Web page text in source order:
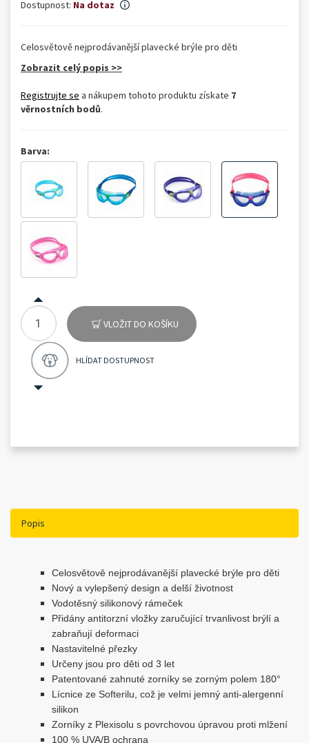
Dostupnost: Na dotaz
Celosvětově nejprodávanější plavecké brýle pro děti
Zobrazit celý popis >>
Registrujte se a nákupem tohoto produktu získate 7
věrnostních bodů.
Barva:
VLOŽIT DO KOŠÍKU
HLÍDAT DOSTUPNOST
Popis
Celosvětově nejprodávanější plavecké brýle pro děti
Nový a vylepšený design a delší životnost
Vodotěsný silikonový rámeček
Přidány antitorzní vložky zaručující trvanlivost brýlí a
zabraňují deformaci
Nastavitelné přezky
Určeny jsou pro děti od 3 let
Patentované zahnuté zorníky se zorným polem 180°
Lícnice ze Softerilu, což je velmi jemný anti-alergenní
silikon
Zorníky z Plexisolu s povrchovou úpravou proti mlžení
100 % UVA/B ochrana